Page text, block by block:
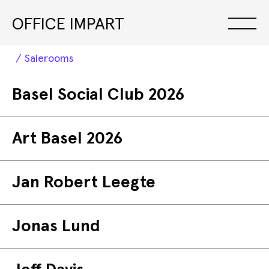
OFFICE IMPART
Salerooms
Basel Social Club 2026
Art Basel 2026
Jan Robert Leegte
Jonas Lund
Exhibitions